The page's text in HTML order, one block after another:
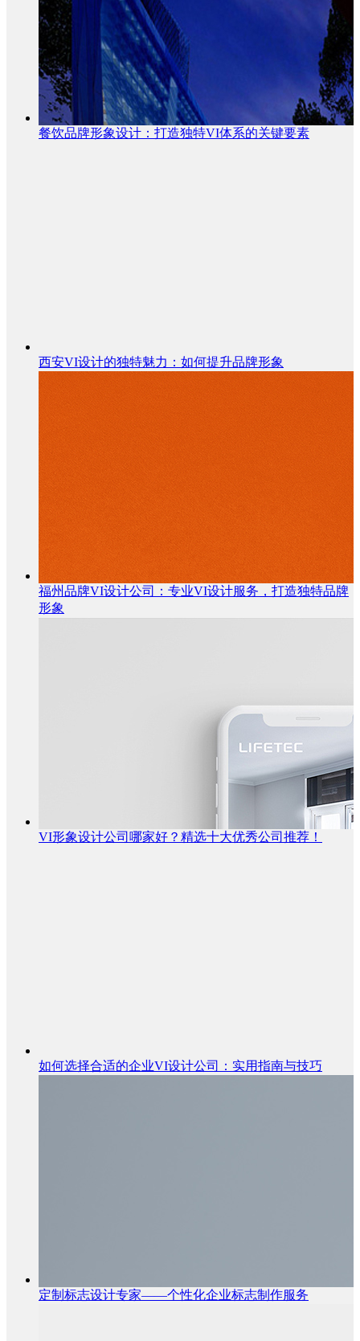
餐饮品牌形象设计：打造独特VI体系的关键要素
西安VI设计的独特魅力：如何提升品牌形象
福州品牌VI设计公司：专业VI设计服务，打造独特品牌
形象
VI形象设计公司哪家好？精选十大优秀公司推荐！
如何选择合适的企业VI设计公司：实用指南与技巧
定制标志设计专家——个性化企业标志制作服务